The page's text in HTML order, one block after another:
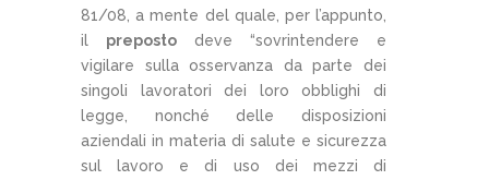
81/08, a mente del quale, per l’appunto,
il preposto deve “sovrintendere e
vigilare sulla osservanza da parte dei
singoli lavoratori dei loro obblighi di
legge, nonché delle disposizioni
aziendali in materia di salute e sicurezza
sul lavoro e di uso dei mezzi di